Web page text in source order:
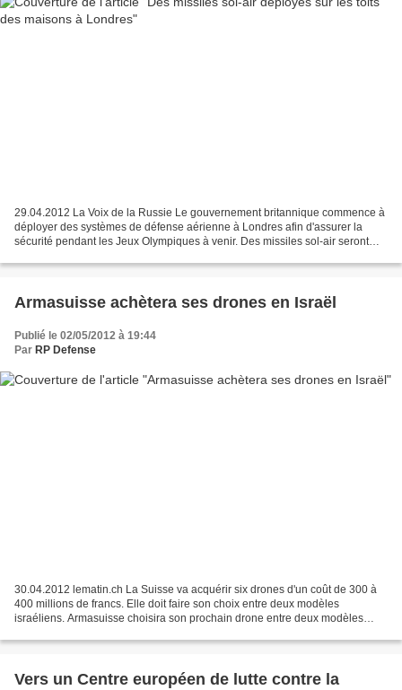
29.04.2012 La Voix de la Russie Le gouvernement britannique commence à
déployer des systèmes de défense aérienne à Londres afin d'assurer la
sécurité pendant les Jeux Olympiques à venir. Des missiles sol-air seront
Armasuisse achètera ses drones en Israël
Publié le 02/05/2012 à 19:44
Par RP Defense
30.04.2012 lematin.ch La Suisse va acquérir six drones d'un coût de 300 à
400 millions de francs. Elle doit faire son choix entre deux modèles
israéliens. Armasuisse choisira son prochain drone entre deux modèles
Vers un Centre européen de lutte contre la